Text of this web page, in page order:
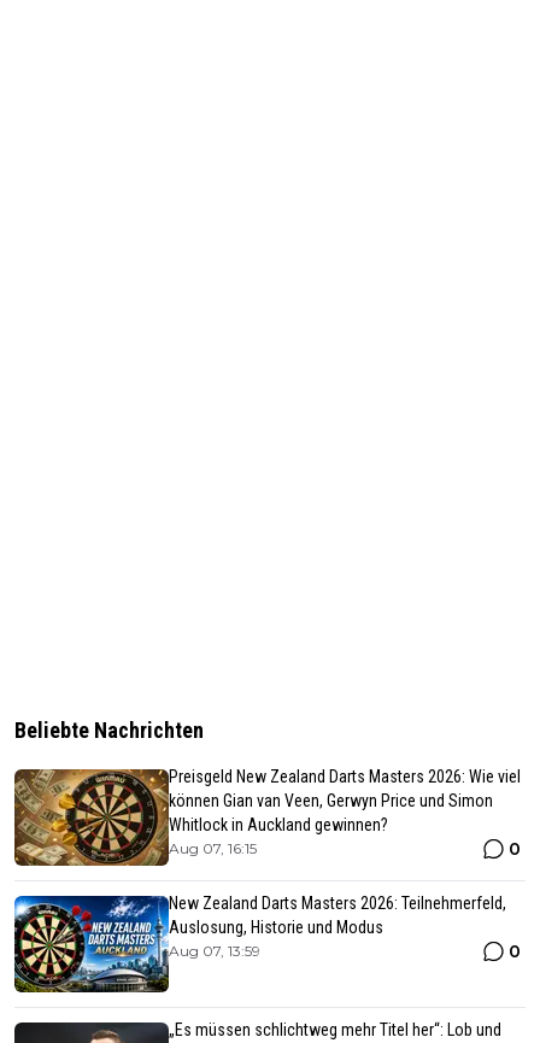
Beliebte Nachrichten
Preisgeld New Zealand Darts Masters 2026: Wie viel
können Gian van Veen, Gerwyn Price und Simon
Whitlock in Auckland gewinnen?
Aug 07, 16:15 0
New Zealand Darts Masters 2026: Teilnehmerfeld,
Auslosung, Historie und Modus
Aug 07, 13:59 0
„Es müssen schlichtweg mehr Titel her“: Lob und